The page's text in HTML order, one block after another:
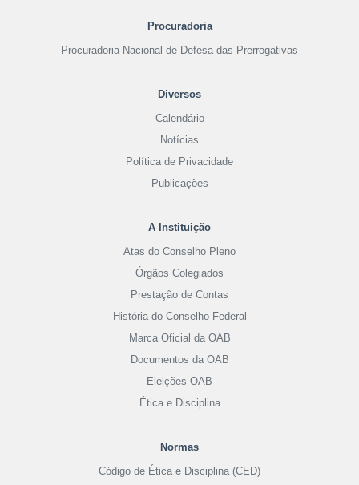
Procuradoria
Procuradoria Nacional de Defesa das Prerrogativas
Diversos
Calendário
Notícias
Política de Privacidade
Publicações
A Instituição
Atas do Conselho Pleno
Órgãos Colegiados
Prestação de Contas
História do Conselho Federal
Marca Oficial da OAB
Documentos da OAB
Eleições OAB
Ética e Disciplina
Normas
Código de Ética e Disciplina (CED)